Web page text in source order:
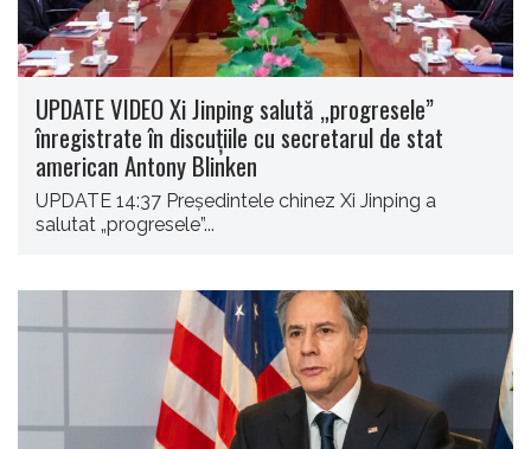
UPDATE VIDEO Xi Jinping salută „progresele”
înregistrate în discuţiile cu secretarul de stat
american Antony Blinken
UPDATE 14:37 Preşedintele chinez Xi Jinping a
salutat „progresele”...